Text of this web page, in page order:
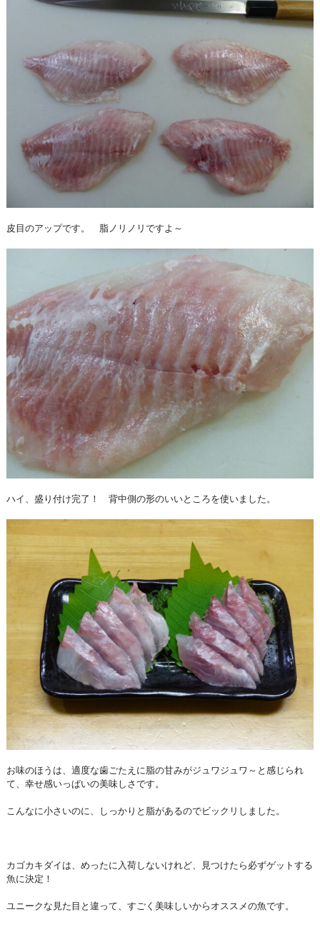
皮目のアップです。 脂ノリノリですよ～
ハイ、盛り付け完了！ 背中側の形のいいところを使いました。
お味のほうは、適度な歯ごたえに脂の甘みがジュワジュワ～と感じられ
て、幸せ感いっぱいの美味しさです。
こんなに小さいのに、しっかりと脂があるのでビックリしました。
カゴカキダイは、めったに入荷しないけれど、見つけたら必ずゲットする
魚に決定！
ユニークな見た目と違って、すごく美味しいからオススメの魚です。